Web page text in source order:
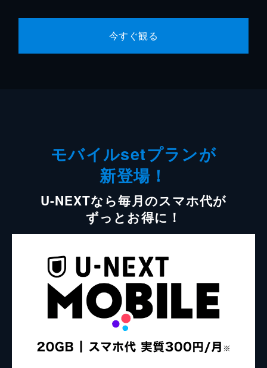
今すぐ観る
モバイルsetプランが
新登場！
U-NEXTなら毎月のスマホ代が
ずっとお得に！